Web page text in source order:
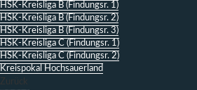
HSK-Kreisliga B (Findungsr. 1)
HSK-Kreisliga B (Findungsr. 2)
HSK-Kreisliga B (Findungsr. 3)
HSK-Kreisliga C (Findungsr. 1)
HSK-Kreisliga C (Findungsr. 2)
Kreispokal Hochsauerland
Zurück